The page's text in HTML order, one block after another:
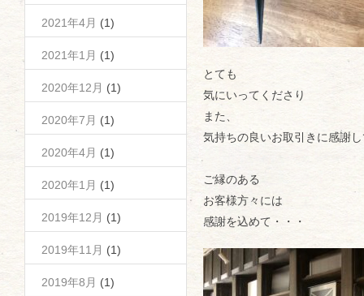
とても
気にいってくださり
また、
気持ちの良いお取引きに感謝
ご縁のある
お客様方々には
感謝を込めて・・・
2021年4月 (1)
2021年1月 (1)
2020年12月 (1)
2020年7月 (1)
2020年4月 (1)
2020年1月 (1)
2019年12月 (1)
2019年11月 (1)
2019年8月 (1)